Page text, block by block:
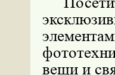
вещи и